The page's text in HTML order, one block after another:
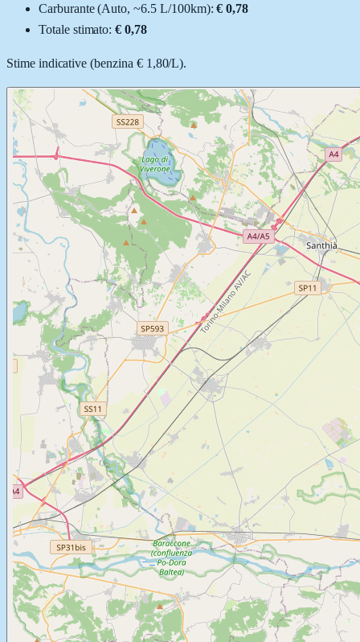
Carburante (Auto, ~6.5 L/100km): € 0,78
Totale stimato:€ 0,78
Stime indicative (benzina € 1,80/L).